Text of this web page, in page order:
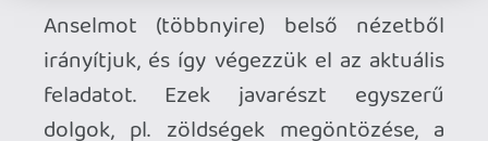
ez továbbra is kiakasztotta az
amerikaiakat.
Pro: